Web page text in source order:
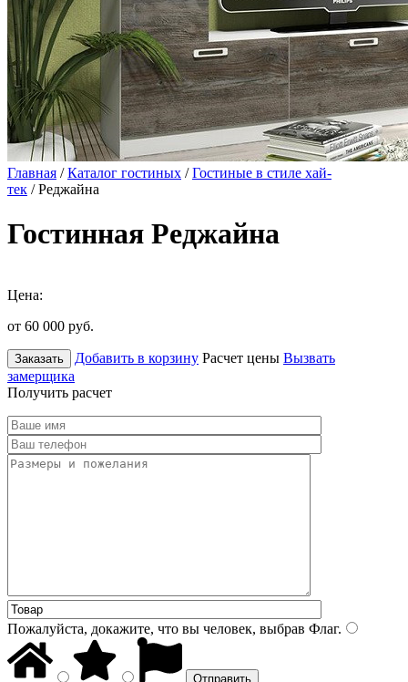
Главная /Каталог гостиных /Гостиные в стиле хай-
тек / Реджайна
Гостинная Реджайна
Цена:
от 60 000 руб.
Заказать Добавить в корзину Расчет цены Вызвать
замерщика
Получить расчет
Пожалуйста, докажите, что вы человек, выбрав Флаг.